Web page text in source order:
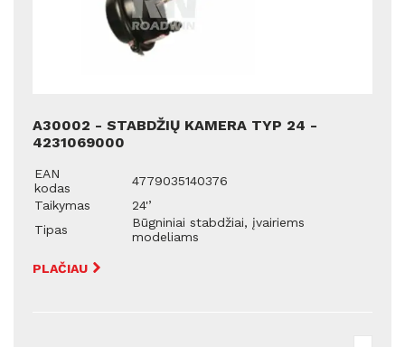
A30002 - STABDŽIŲ KAMERA TYP 24 -
4231069000
EAN
kodas
4779035140376
Taikymas
24'’
Tipas
Būgniniai stabdžiai, įvairiems
modeliams
PLAČIAU